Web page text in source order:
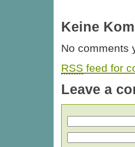
Keine
No comments
RSS feed for
Leave a